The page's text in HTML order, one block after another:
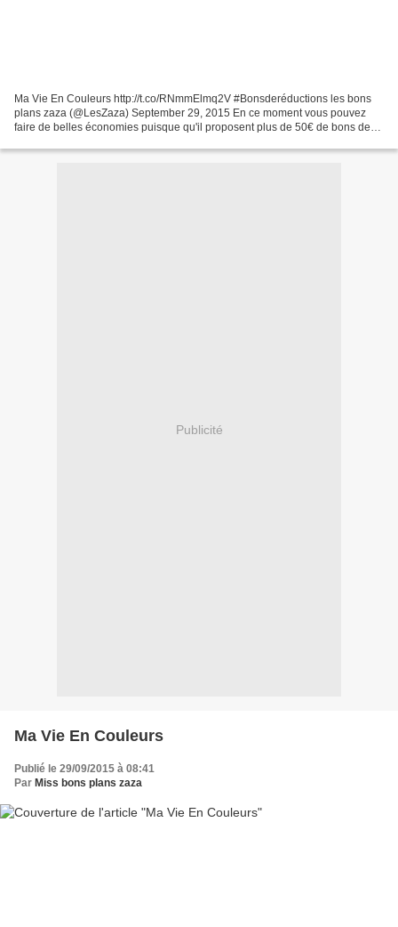
Ma Vie En Couleurs http://t.co/RNmmElmq2V #Bonsderéductions les bons
plans zaza (@LesZaza) September 29, 2015 En ce moment vous pouvez
faire de belles économies puisque qu'il proposent plus de 50€ de bons de
Publicité
Ma Vie En Couleurs
Publié le 29/09/2015 à 08:41
Par Miss bons plans zaza